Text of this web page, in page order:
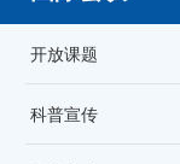
开放课题
科普宣传